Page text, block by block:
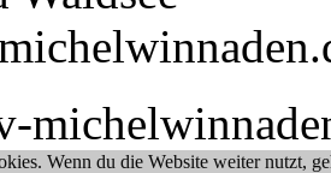
Wenn du die Website weiter nutzt,